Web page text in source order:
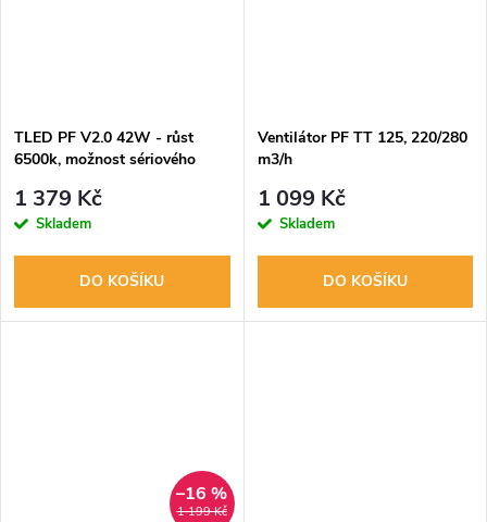
TLED PF V2.0 42W - růst
6500k, možnost sériového
1 379 Kč
Skladem
DO KOŠÍKU
Ventilátor PF TT 125, 220/280
m3/h
1 099 Kč
Skladem
DO KOŠÍKU
1 199 Kč
–16 %